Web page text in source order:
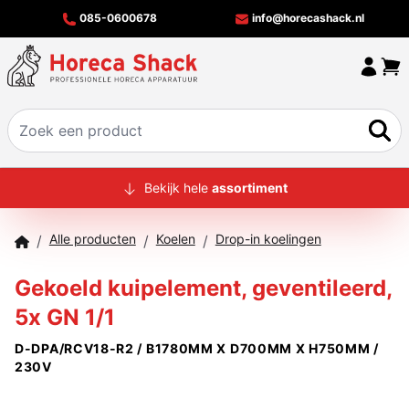
085-0600678 info@horecashack.nl
HOME
OVER ONS
MERKEN
CONTACT
Bekijk hele assortiment
/ Alle producten / Koelen / Drop-in koelingen
Gekoeld kuipelement, geventileerd,
5x GN 1/1
D-DPA/RCV18-R2 / B1780MM X D700MM X H750MM /
230V